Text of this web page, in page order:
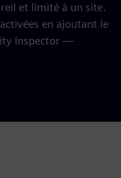
et limité à un site.
en ajoutant le
Inspector —